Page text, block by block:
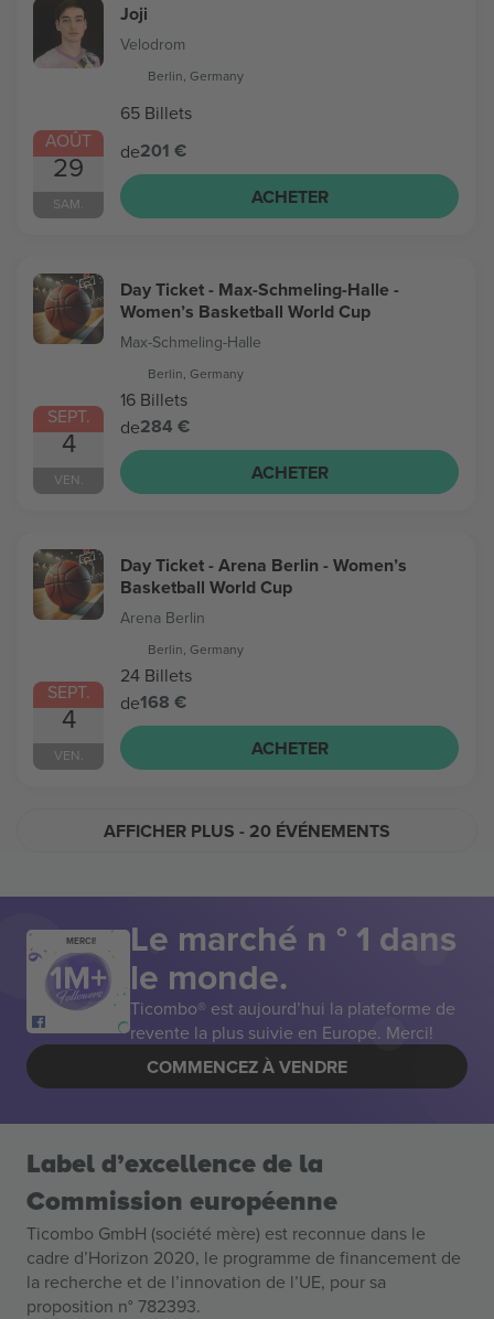
AOÛT
29
SAM.
Joji
Velodrom
Berlin, Germany
65 Billets
de201 €
ACHETER
SEPT.
4
VEN.
Day Ticket - Max-Schmeling-Halle -
Women’s Basketball World Cup
Max-Schmeling-Halle
Berlin, Germany
16 Billets
de284 €
ACHETER
SEPT.
4
VEN.
Day Ticket - Arena Berlin - Women’s
Basketball World Cup
Arena Berlin
Berlin, Germany
24 Billets
de168 €
ACHETER
AFFICHER PLUS - 20 ÉVÉNEMENTS
MERCI! Le marché n ° 1 dans
le monde.
Ticombo® est aujourd’hui la plateforme de
revente la plus suivie en Europe. Merci!
COMMENCEZ À VENDRE
Label d’excellence de la
Commission européenne
Ticombo GmbH (société mère) est reconnue dans le
cadre d’Horizon 2020, le programme de financement de
la recherche et de l’innovation de l’UE, pour sa
proposition n° 782393.